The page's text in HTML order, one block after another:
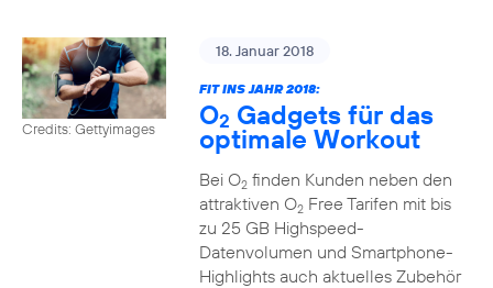
Credits: Gettyimages
18. Januar 2018
FIT INS JAHR 2018:
O2 Gadgets für das
optimale Workout
Bei O2finden Kunden neben den
attraktiven O2Free Tarifen mit bis
zu 25 GB Highspeed-
Datenvolumen und Smartphone-
Highlights auch aktuelles Zubehör